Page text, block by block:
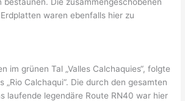
waren ebenfalls hier zu
im grünen Tal „Valles Calchaquies“, folgte
„Rio Calchaqui“. Die durch den gesamten
laufende legendäre Route RN40 war hier